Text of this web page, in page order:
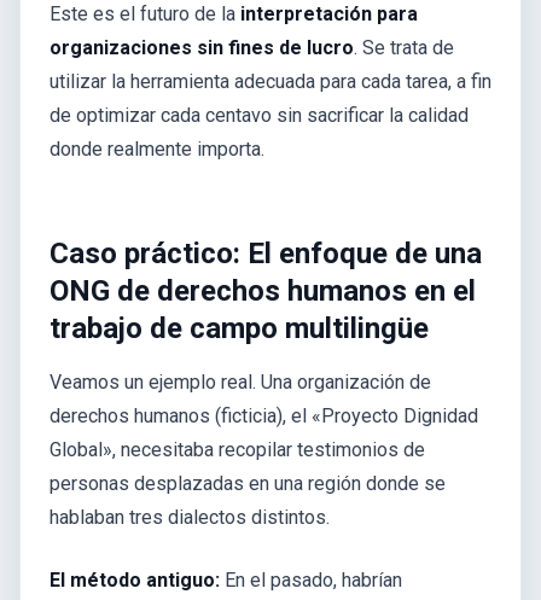
Este es el futuro de la interpretación para
organizaciones sin fines de lucro. Se trata de
utilizar la herramienta adecuada para cada tarea, a fin
de optimizar cada centavo sin sacrificar la calidad
donde realmente importa.
Caso práctico: El enfoque de una
ONG de derechos humanos en el
trabajo de campo multilingüe
Veamos un ejemplo real. Una organización de
derechos humanos (ficticia), el «Proyecto Dignidad
Global», necesitaba recopilar testimonios de
personas desplazadas en una región donde se
hablaban tres dialectos distintos.
El método antiguo: En el pasado, habrían